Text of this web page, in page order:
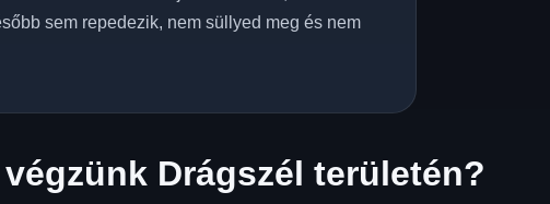
sem repedezik, nem süllyed meg és nem
Drágszél területén?